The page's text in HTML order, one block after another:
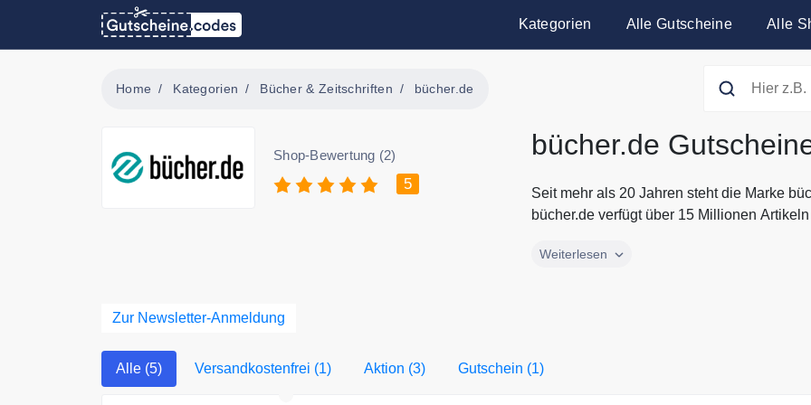
Kategorien Alle Gutscheine Alle
Home Kategorien Bücher & Zeitschriften bücher.de
Shop-Bewertung (2)
5
bücher.de
Seit mehr als 20 Jahren steht die Marke
bücher.de verfügt über 15 Millionen Artikeln
Seit mehr als 20 Jahren steht die Marke
Weiterlesen
Zur Newsletter-Anmeldung
Alle (5) Versandkostenfrei (1) Aktion (3) Gutschein (1)